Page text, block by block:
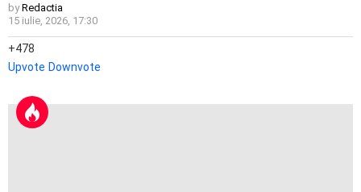
by Redactia
15 iulie, 2026, 17:30
478
Upvote Downvote